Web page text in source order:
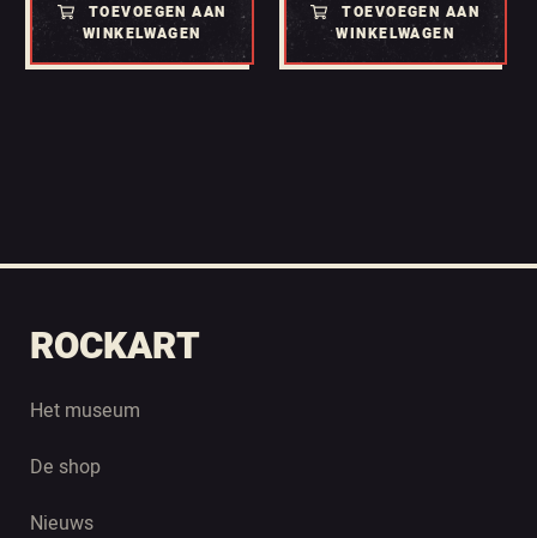
TOEVOEGEN AAN
WINKELWAGEN
TOEVOEGEN AAN
WINKELWAGEN
ROCKART
Het museum
De shop
Nieuws